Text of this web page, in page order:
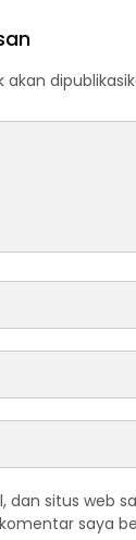
dan situs web
saya